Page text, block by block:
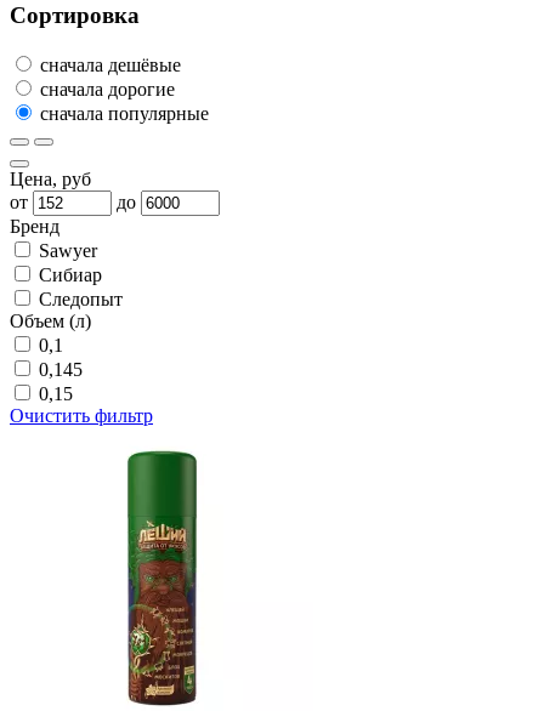
Сортировка
сначала дешёвые
сначала дорогие
сначала популярные
Цена, руб
от
до
Бренд
Sawyer
Сибиар
Следопыт
Объем (л)
0,1
0,145
0,15
Очистить фильтр